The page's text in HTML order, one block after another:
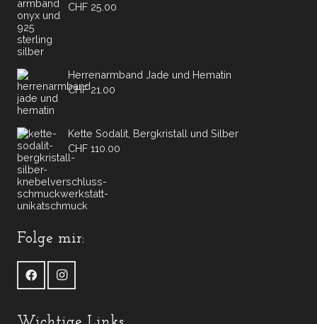
CHF 25.00
Herrenarmband Jade und Hematin
CHF21.00
Kette Sodalit, Bergkristall und Silber
CHF 110.00
Folge mir: